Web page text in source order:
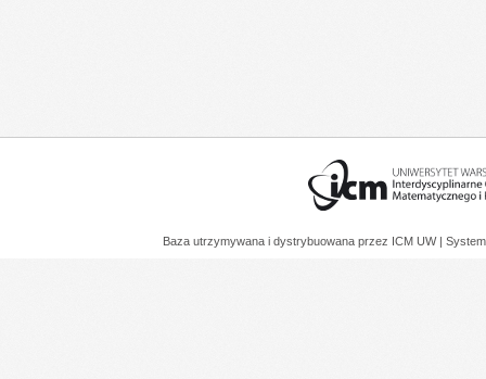
Baza utrzymywana i dystrybuowana przez ICM UW |